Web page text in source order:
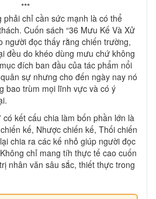
***
phải chỉ cần sức mạnh là có thể
Cuốn sách “36 Mưu Kế Và Xử
người đọc thấy rằng chiến trường,
đều do khéo dùng mưu chứ không
đích ban đầu của tác phẩm nổi
sự nhưng cho đến ngày nay nó
bao trùm mọi lĩnh vực và có ý
có kết cấu chia làm bốn phần lớn là
kế, Nhược chiến kế, Thối chiến
chia ra các kế nhỏ giúp người đọc
chỉ mang tíh thực tế cao cuốn
nhân văn sâu sắc, thiết thực trong